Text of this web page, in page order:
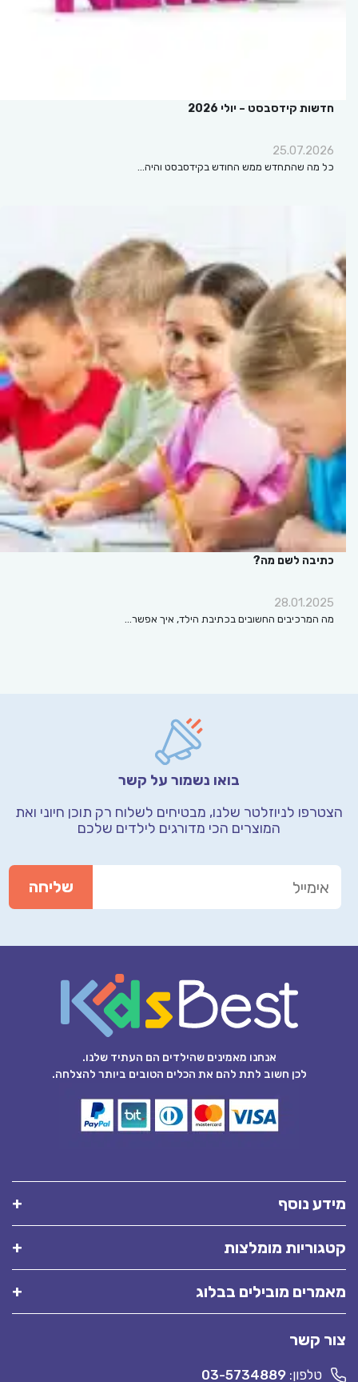
חדשות קידסבסט – יולי 2026
25.07.2026
כל מה שהתחדש ממש החודש בקידסבסט והיה…
כתיבה לשם מה?
28.01.2025
מה המרכיבים החשובים בכתיבת הילד, איך אפשר…
בואו נשמור על קשר
הצטרפו לניוזלטר שלנו, מבטיחים לשלוח רק תוכן חיוני ואת
המוצרים הכי מדורגים לילדים שלכם
אנחנו מאמינים שהילדים הם העתיד שלנו.
לכן חשוב לתת להם את הכלים הטובים ביותר להצלחה.
מידע נוסף
קטגוריות מומלצות
מאמרים מובילים בבלוג
צור קשר
טלפון: 03-5734889